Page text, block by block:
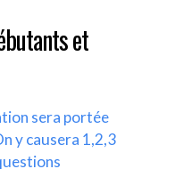
et
sera portée
y causera 1,2,3